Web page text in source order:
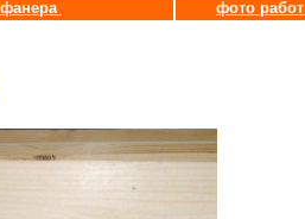
фото работ